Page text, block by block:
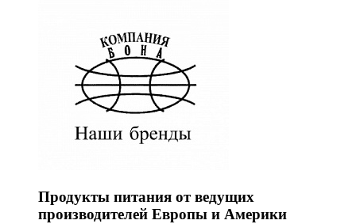
Продукты питания от ведущих
производителей Европы и Америки